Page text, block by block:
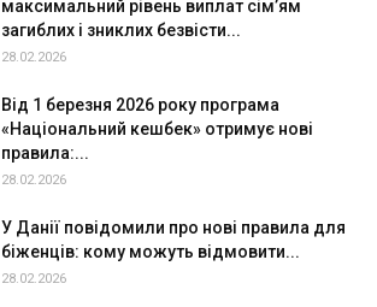
максимальний рівень виплат сім’ям
загиблих і зниклих безвісти...
28.02.2026
Від 1 березня 2026 року програма
«Національний кешбек» отримує нові
правила:...
28.02.2026
У Данії повідомили про нові правила для
біженців: кому можуть відмовити...
28.02.2026